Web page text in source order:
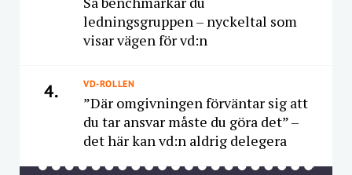
ledningsgruppen – nyckeltal som
visar vägen för vd:n
4. VD-ROLLEN
”Där omgivningen förväntar sig att
du tar ansvar måste du göra det” –
det här kan vd:n aldrig delegera